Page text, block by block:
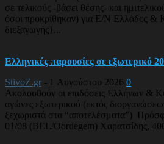
σε τελικούς -βάσει θέσης- και
όσοι προκρίθηκαν) για Ε/Ν Ελλάδος &
διεξαγωγής}...
Ελληνικές παρουσίες σε εξωτερικό
StivoZ.gr - 1 Αυγούστου 2026 0
Ακολουθούν οι επιδόσεις Ελλήνων &
αγώνες εξωτερικού (εκτός
ξεχωριστά στα “αποτελέσματα”)
01/08 (BEL/Oordegem) Χαρατσίδης,